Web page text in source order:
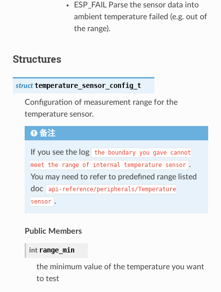
ESP_FAIL Parse the sensor data into
ambient temperature failed (e.g. out of
the range).
Structures
struct temperature_sensor_config_t
Configuration of measurement range for the
temperature sensor.
备注
If you see the log the boundary you gave cannot
meet the range of internal temperature sensor .
You may need to refer to predefined range listed
doc
api-reference/peripherals/Temperature
sensor .
Public Members
int range_min
the minimum value of the temperature you want
to test